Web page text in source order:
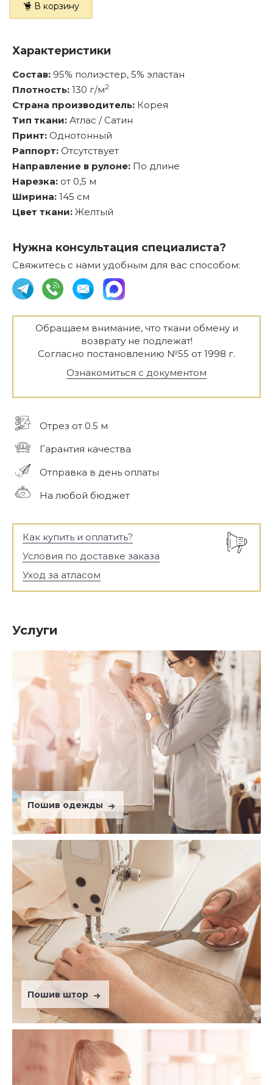
В корзину
Характеристики
Состав: 95% полиэстер, 5% эластан
Плотность: 130 г/м2
Страна производитель: Корея
Тип ткани: Атлас / Сатин
Принт: Однотонный
Раппорт: Отсутствует
Направление в рулоне: По длине
Нарезка: от 0,5 м
Ширина: 145 см
Цвет ткани: Желтый
Нужна консультация специалиста?
Свяжитесь с нами удобным для вас способом:
Обращаем внимание, что ткани обмену и
возврату не подлежат!
Согласно постановлению №55 от 1998 г.
Ознакомиться с документом
Отрез от 0.5 м
Гарантия качества
Отправка в день оплаты
На любой бюджет
Как купить и оплатить?
Условия по доставке заказа
Уход за атласом
Услуги
Пошив одежды
Пошив штор